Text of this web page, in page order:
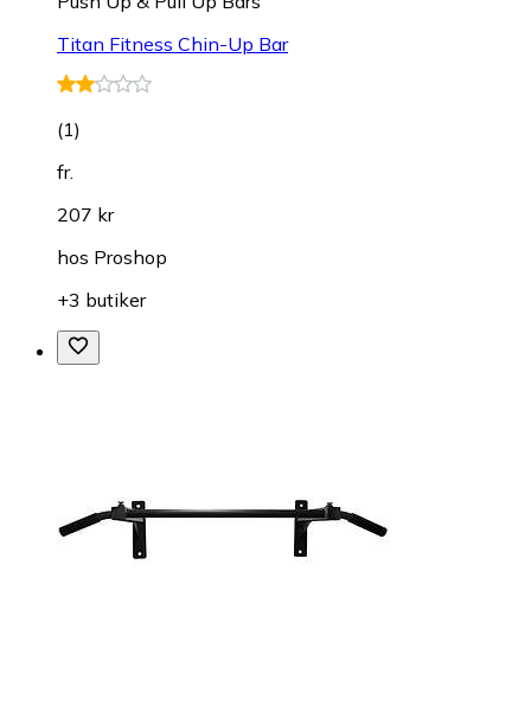
Titan Fitness Chin-Up Bar
(1)
fr.
207 kr
hos Proshop
+3 butiker